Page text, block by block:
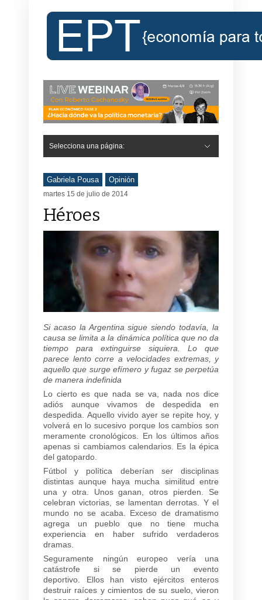
Selecciona una página:
Gabriela Pousa Opinión
martes 15 de julio de 2014
Héroes
Si acaso la Argentina sigue siendo todavía, la
causa se limita a la dinámica política que no da
tiempo para extinguirse siquiera. Lo que
parece lento corre a velocidades extremas, y
aquello que surge efímero y fugaz se perpetúa
de manera indefinida
Lo cierto es que nada se va, nada nos dice
adiós aunque vivamos de despedida en
despedida. Aquello vivido ayer se repite hoy, y
volverá en lo sucesivo porque los cambios son
meramente cronológicos. En los últimos años
apenas si cambiamos calendarios. Es la épica
del gatopardo.
Fútbol y política deberían ser disciplinas
distintas aunque haya mucha similitud entre
una y otra. Unos ganan, otros pierden. Se
celebran victorias, se lamentan derrotas. Y el
mundo no se acaba. Exceso de dramatismo
agrega un pueblo que no tiene mucha
experiencia en haber sufrido verdaderos
dramas.
Seguramente ningún europeo vería una
catástrofe si se pierde un evento
deportivo. Ellos han visto ejércitos enteros
destruir raíces y cimientos de su suelo, vieron